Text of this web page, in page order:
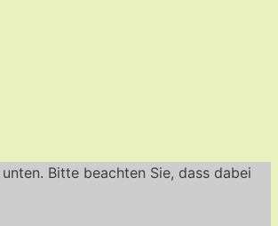
Bitte beachten Sie, dass dabei